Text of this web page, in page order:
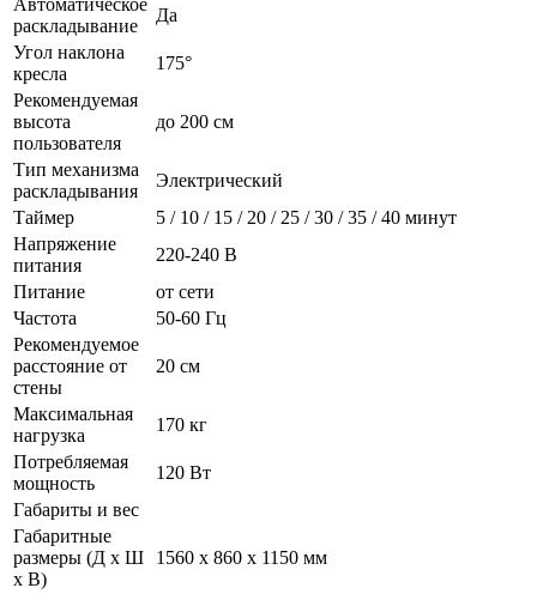
Автоматическое
раскладывание
Да
Угол наклона
кресла
175°
Рекомендуемая
высота
пользователя
до 200 см
Тип механизма
раскладывания
Электрический
Таймер
5 / 10 / 15 / 20 / 25 / 30 / 35 / 40 минут
Напряжение
питания
220-240 В
Питание
от сети
Частота
50-60 Гц
Рекомендуемое
расстояние от
стены
20 см
Максимальная
нагрузка
170 кг
Потребляемая
мощность
120 Вт
Габариты и вес
Габаритные
размеры (Д х Ш
х В)
1560 x 860 x 1150 мм